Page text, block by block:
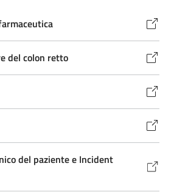
del colon retto
del paziente e Incident